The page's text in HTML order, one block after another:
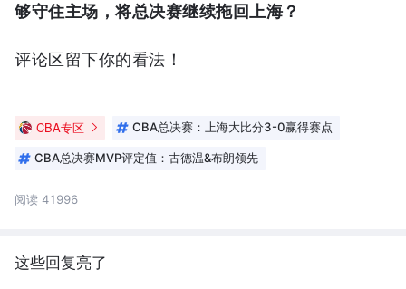
够守住主场，将总决赛继续拖回上海？
评论区留下你的看法！
CBA专区 CBA总决赛：上海大比分3-0赢得赛点
CBA总决赛MVP评定值：古德温&布朗领先
阅读 41996
这些回复亮了